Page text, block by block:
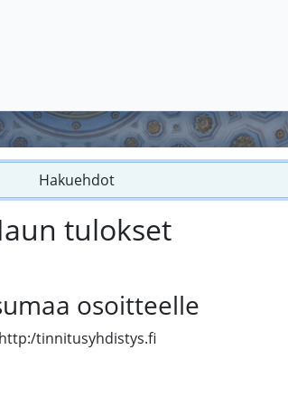
Hakuehdot
tulokset
osoitteelle
http:/tinnitusyhdistys.fi